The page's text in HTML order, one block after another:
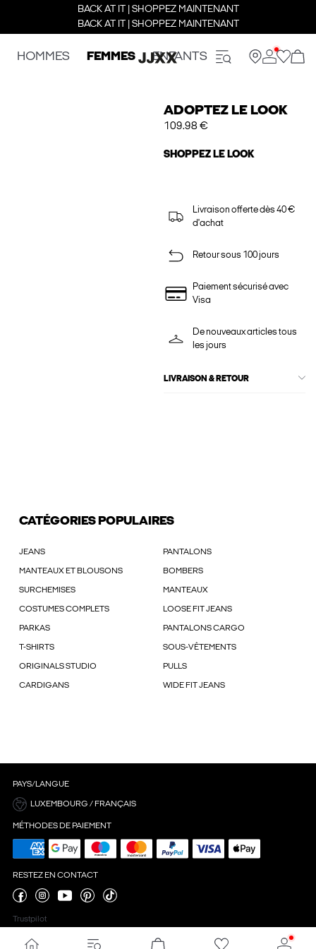
BACK AT IT | SHOPPEZ MAINTENANT
BACK AT IT | SHOPPEZ MAINTENANT
HOMMES FEMMES ENFANTS
ADOPTEZ LE LOOK
109.98 €
SHOPPEZ LE LOOK
Livraison offerte dès 40 €
d'achat
Retour sous 100 jours
Paiement sécurisé avec
Visa
De nouveaux articles tous
les jours
LIVRAISON & RETOUR
CATÉGORIES POPULAIRES
JEANS PANTALONS
MANTEAUX ET BLOUSONS BOMBERS
SURCHEMISES MANTEAUX
COSTUMES COMPLETS LOOSE FIT JEANS
PARKAS PANTALONS CARGO
T-SHIRTS SOUS-VÊTEMENTS
ORIGINALS STUDIO PULLS
CARDIGANS WIDE FIT JEANS
PAYS/LANGUE
LUXEMBOURG / FRANÇAIS
MÉTHODES DE PAIEMENT
RESTEZ EN CONTACT
Trustpilot